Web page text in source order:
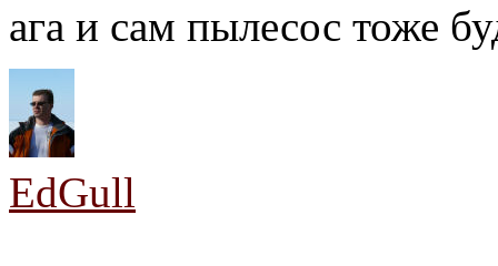
ага и сам пылесос тоже
EdGull